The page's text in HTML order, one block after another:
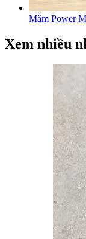
Mâm Power
Xem nhiều